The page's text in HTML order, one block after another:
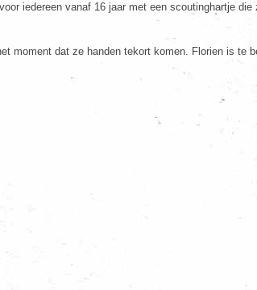
iedereen vanaf 16 jaar met een scoutinghartje
moment dat ze handen tekort komen. Florien is te